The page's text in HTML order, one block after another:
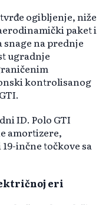
ogibljenje, niže
paket i
na prednje
ugradnje
kontrolisanog
ID. Polo GTI
amortizere,
inčne točkove sa
eri